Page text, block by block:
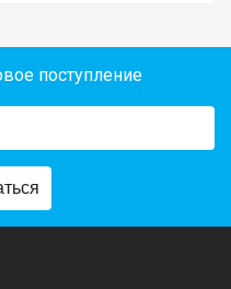
поступление